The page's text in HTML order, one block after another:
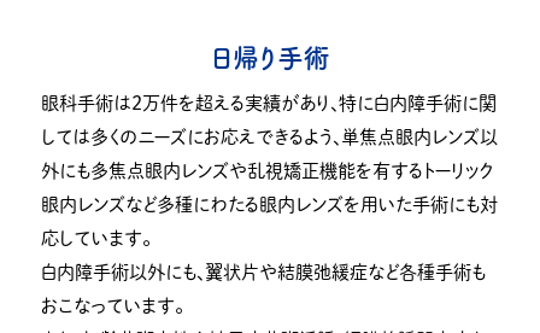
日帰り手術
眼科手術は２万件を超える実績があり、特に白内障手術に関
しては多くのニーズにお応えできるよう、単焦点眼内レンズ以
外にも多焦点眼内レンズや乱視矯正機能を有するトーリック
眼内レンズなど多種にわたる眼内レンズを用いた手術にも対
応しています。
白内障手術以外にも、翼状片や結膜弛緩症など各種手術も
おこなっています。